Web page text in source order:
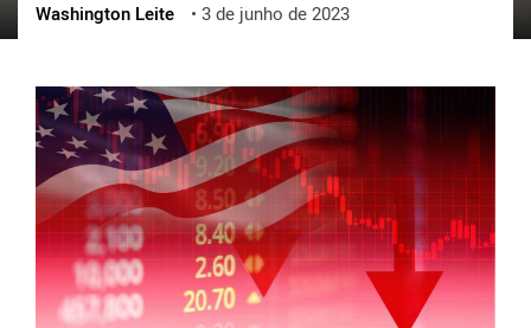
ქართული
vietnamese
Washington Leite • 3 de junho de 2023